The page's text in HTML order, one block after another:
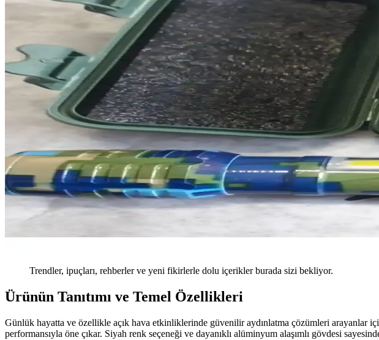
Trendler, ipuçları, rehberler ve yeni fikirlerle dolu içerikler burada sizi bekliyor.
Ürünün Tanıtımı ve Temel Özellikleri
Günlük hayatta ve özellikle açık hava etkinliklerinde güvenilir aydınlatma çözümleri arayanlar
performansıyla öne çıkar. Siyah renk seçeneği ve dayanıklı alüminyum alaşımlı gövdesi